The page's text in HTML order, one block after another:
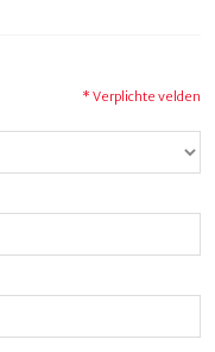
* Verplichte velden